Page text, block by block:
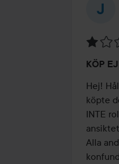
1
av
5
KÖP
Hej!
köpte
INTE
Alla